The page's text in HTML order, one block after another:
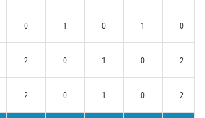
0 1 0 1 0
2 0 1 0 2
2 0 1 0 2